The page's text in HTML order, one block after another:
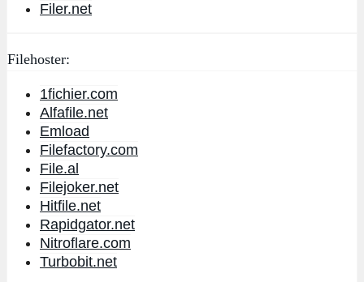
Filer.net
Filehoster:
1fichier.com
Alfafile.net
Emload
Filefactory.com
File.al
Filejoker.net
Hitfile.net
Rapidgator.net
Nitroflare.com
Turbobit.net